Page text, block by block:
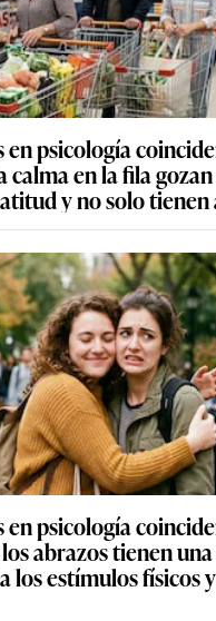
en psicología
calma en la fila
y no solo
en psicología
abrazos tienen
los estímulos físicos